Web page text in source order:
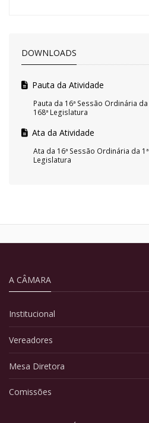
DOWNLOADS
Pauta da Atividade
Pauta da 16ª Sessão Ordinária
168ª Legislatura
Ata da Atividade
Ata da 16ª Sessão Ordinária da
Legislatura
A CÂMARA
Institucional
Vereadores
Mesa Diretora
Comissões